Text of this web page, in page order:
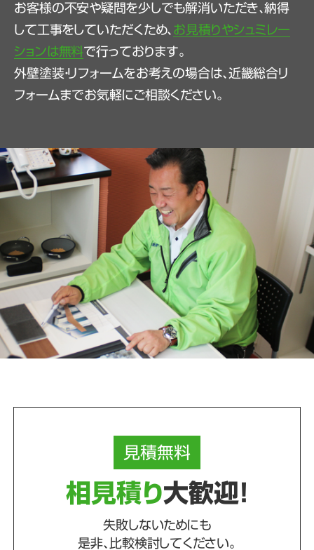
お客様の不安や疑問を少しでも解消いただき、納得
して工事をしていただくため、 お見積りやシュミレー
ションは無料で行っております。
外壁塗装・リフォームをお考えの場合は、近畿総合リ
フォームまでお気軽にご相談ください。
見積無料
相見積り大歓迎！
失敗しないためにも
是非、比較検討してください。